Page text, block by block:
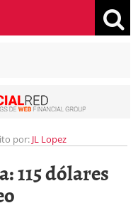
por: JL Lopez
115 dólares